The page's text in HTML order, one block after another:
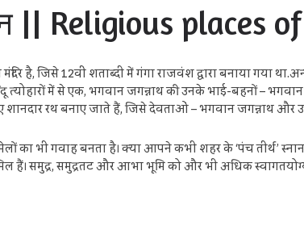
|| Religious places
है, जिसे 12वीं शताब्दी में गंगा राजवंश द्वारा बनाया गया
हिंदू त्योहारों में से एक, भगवान जगन्नाथ की उनके भाई-बहनों –
शानदार रथ बनाए जाते हैं, जिसे देवताओं – भगवान जगन्नाथ और
भी गवाह बनता है। क्या आपने कभी शहर के ‘पंच तीर्थ’ स्नान
हैं। समुद्र, समुद्रतट और आभा भूमि को और भी अधिक